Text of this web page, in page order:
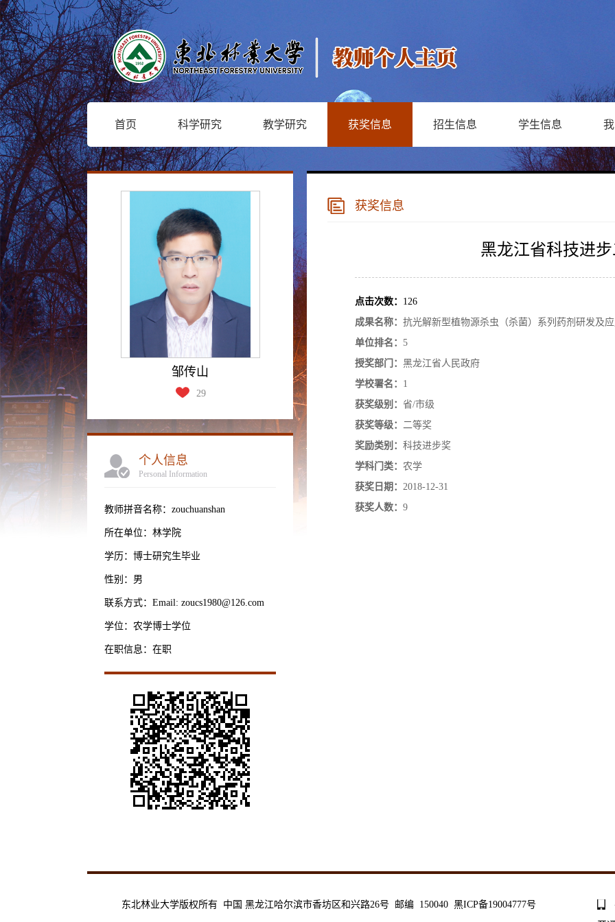
首页 科学研究 教学研究 获奖信息 招生信息 学生信息
邹传山
29
个人信息
Personal Information
教师拼音名称：zouchuanshan
所在单位：林学院
学历：博士研究生毕业
性别：男
联系方式：Email: zoucs1980@126.com
学位：农学博士学位
在职信息：在职
获奖信息
黑龙江省科技进
点击次数： 126
成果名称： 抗光解新型植物源杀虫（杀菌）系列药剂研发及
单位排名： 5
授奖部门： 黑龙江省人民政府
学校署名： 1
获奖级别： 省/市级
获奖等级： 二等奖
奖励类别： 科技进步奖
学科门类： 农学
获奖日期： 2018-12-31
获奖人数： 9
东北林业大学版权所有 中国 黑龙江哈尔滨市香坊区和兴路26号 邮编 150040 黑ICP备19004777号